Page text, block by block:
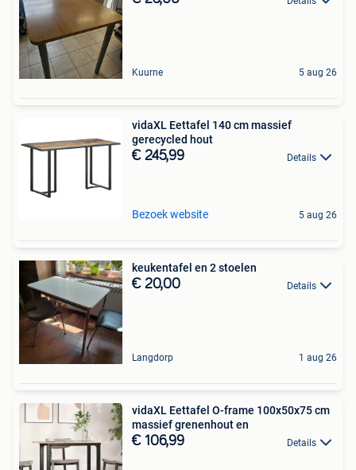
Kuurne 5 aug 26
vidaXL Eettafel 140 cm massief
gerecycled hout
€ 245,99 Details
Bezoek website 5 aug 26
keukentafel en 2 stoelen
€ 20,00 Details
Langdorp 1 aug 26
vidaXL Eettafel O-frame 100x50x75 cm
massief grenenhout en
€ 106,99 Details